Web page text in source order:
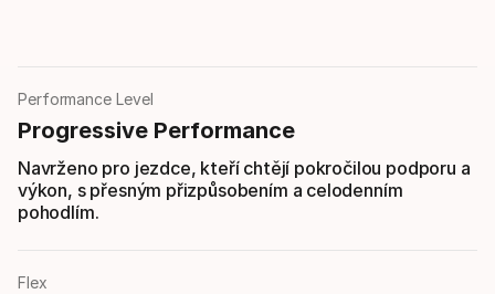
Performance Level
Progressive Performance
Navrženo pro jezdce, kteří chtějí pokročilou podporu a
výkon, s přesným přizpůsobením a celodenním
pohodlím.
Flex